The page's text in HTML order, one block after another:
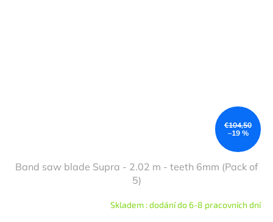
€104,50
–19 %
Band saw blade Supra - 2.02 m - teeth 6mm (Pack of
5)
Skladem : dodání do 6-8 pracovních dní